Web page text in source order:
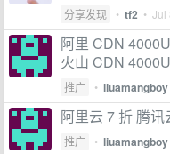
分享发现 • tf2 • Jul
阿里 CDN
火山 CDN
推广 • liuamangboy
阿里云 7 折 腾
推广 • liuamangboy